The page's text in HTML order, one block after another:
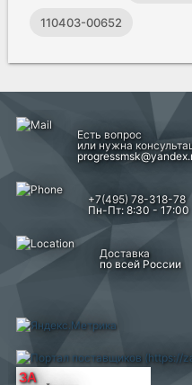
110403-00652
Есть вопрос
или нужна
+7(495) 78-318-78
Пн-Пт: 8:30 - 17:00
Доставка
по всей России
ЗА